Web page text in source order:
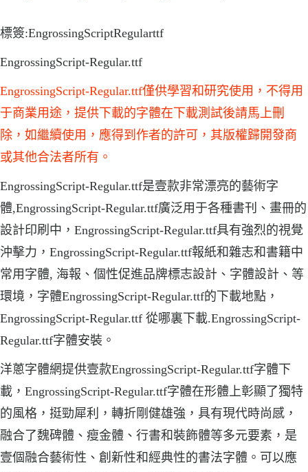
標簽:EngrossingScriptRegularttf
EngrossingScript-Regular.ttf
EngrossingScript-Regular.ttf僅供學習和研究使用，不得用
于商業用途，提供下載的字體在下載測試後請馬上刪
除，如繼續使用，應得到作者的許可，其版權歸開發商
或其他合法者所有。
EngrossingScript-Regular.ttf是壹款非常漂亮的藝術字
體,EngrossingScript-Regular.ttf廣泛用于各種書刊、畫冊的
設計印刷中，EngrossingScript-Regular.ttf具有強烈的視覺
沖擊力，EngrossingScript-Regular.ttf報紙和雜志和書籍中
常用字體, 海報、個性促進品牌標志設計、字體設計、等
環境，字體EngrossingScript-Regular.ttf的下載地點，
EngrossingScript-Regular.ttf 從哪裏下載.EngrossingScript-
Regular.ttf字體安裝。
洋蔥字體網提供壹款EngrossingScript-Regular.ttf字體下
載，EngrossingScript-Regular.ttf字體在形體上彰顯了獨特
的風格，挺勁犀利，轉折剛健雄強，具有現代時尚感，
融合了魏碑體、瘦金體、行書和裝飾體等多元要素，是
壹個融合藝術性、創新性和經典性的書法字體。可以應